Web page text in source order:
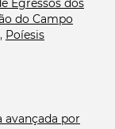
Egressos dos
do Campo
, Poíesis
avançada por